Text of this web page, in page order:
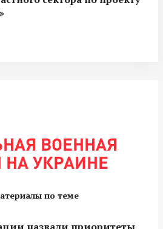
ВОЕННАЯ
УКРАИНЕ
по теме